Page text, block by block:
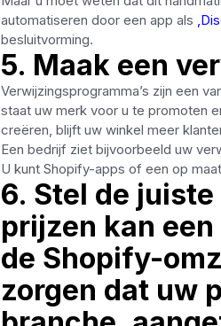
automatiseren door een app als
besluitvorming.
5. Maak een
Verwijzingsprogramma’s zijn een
staat uw merk voor u te promoten
creëren, blijft uw winkel meer
Een bedrijf ziet bijvoorbeeld uw
U kunt Shopify-apps of een op
6. Stel de
prijzen kan
de Shopify-
zorgen dat uw